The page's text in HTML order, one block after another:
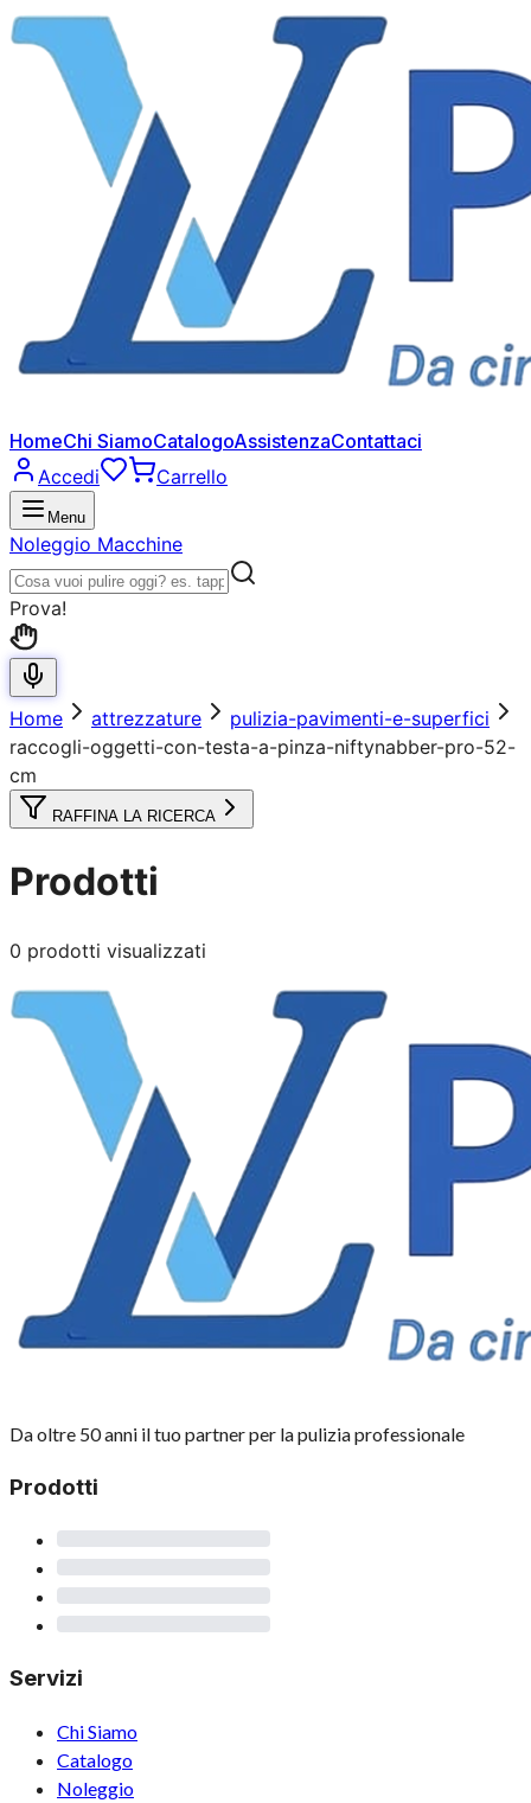
HomeChi SiamoCatalogoAssistenzaContattaci
Accedi
Carrello
Menu
Noleggio Macchine
Prova!
Home attrezzature
pulizia-pavimenti-e-superfici
raccogli-oggetti-con-testa-a-pinza-niftynabber-pro-52-
cm
RAFFINA LA RICERCA
Prodotti
0 prodotti visualizzati
Da oltre 50 anni il tuo partner per la pulizia professionale
Prodotti
Servizi
Chi Siamo
Catalogo
Noleggio